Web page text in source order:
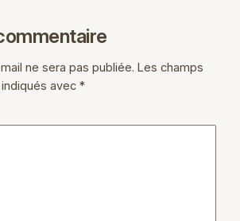
ne sera pas publiée. Les champs
avec*